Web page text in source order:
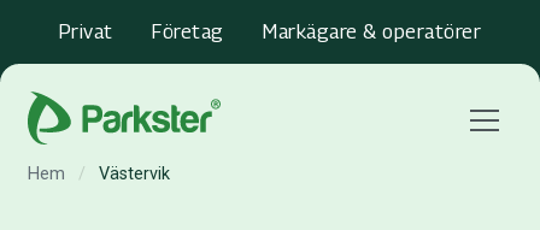
Privat Företag Markägare & operatörer
Menu
Hem / Västervik